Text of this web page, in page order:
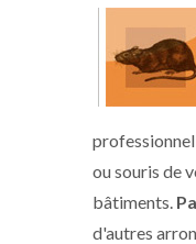
ou souris de
bâtiments.
d'autres